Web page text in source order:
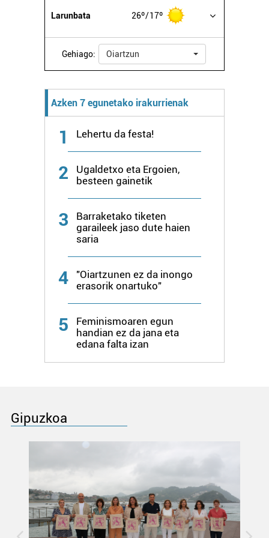
Larunbata 26º 17º
Gehiago: Oiartzun
Azken 7 egunetako irakurrienak
1 Lehertu da festa!
2
Ugaldetxo eta Ergoien,
besteen gainetik
3
Barraketako tiketen
garaileek jaso dute haien
saria
4
"Oiartzunen ez da inongo
erasorik onartuko"
5
Feminismoaren egun
handian ez da jana eta
edana falta izan
Gipuzkoa